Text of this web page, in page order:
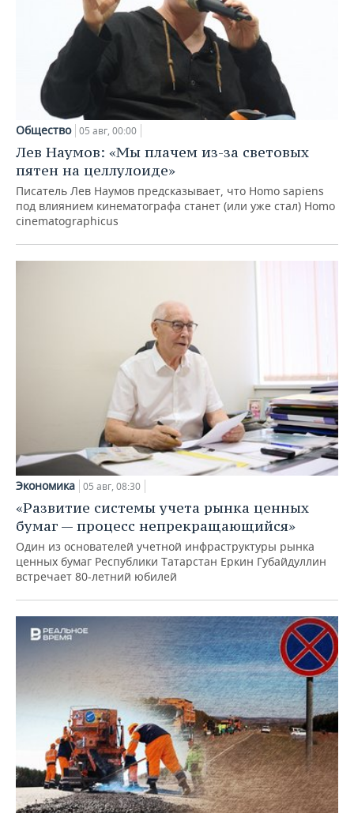
Общество 05 авг, 00:00
Лев Наумов: «Мы плачем из-за световых
пятен на целлулоиде»
Писатель Лев Наумов предсказывает, что Homo sapiens
под влиянием кинематографа станет (или уже стал) Homo
cinematographicus
Экономика 05 авг, 08:30
«Развитие системы учета рынка ценных
бумаг — процесс непрекращающийся»
Один из основателей учетной инфраструктуры рынка
ценных бумаг Республики Татарстан Еркин Губайдуллин
встречает 80-летний юбилей